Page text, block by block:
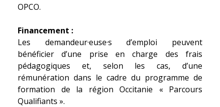
OPCO.
Financement :
Les demandeur·euse·s d’emploi peuvent
bénéficier d’une prise en charge des frais
pédagogiques et, selon les cas, d’une
rémunération dans le cadre du programme de
formation de la région Occitanie « Parcours
Qualifiants ».